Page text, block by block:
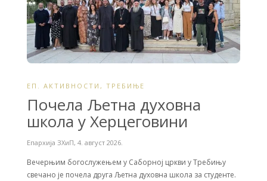
ЕП. АКТИВНОСТИ , ТРЕБИЊЕ
Почела Љетна духовна
школа у Херцеговини
Епархија ЗХиП, 4. август 2026.
Вечерњим богослужењем у Саборној цркви у Требињу
свечано је почела друга Љетна духовна школа за студенте.